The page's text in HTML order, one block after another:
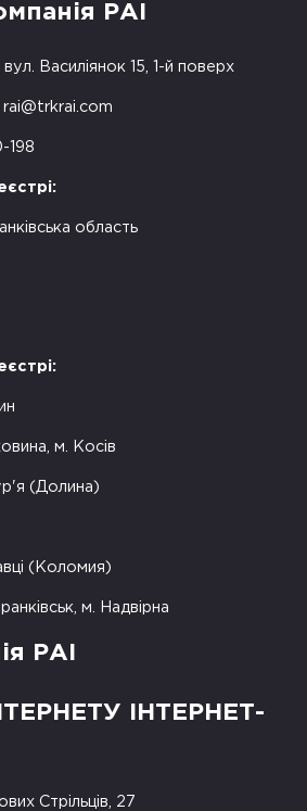
РАІ
Василіянок 15, 1-й поверх
rai@trkrai.com
198
область
м. Косів
(Долина)
(Коломия)
м. Надвірна
РАІ
ІНТЕРНЕТ-
Стрільців, 27